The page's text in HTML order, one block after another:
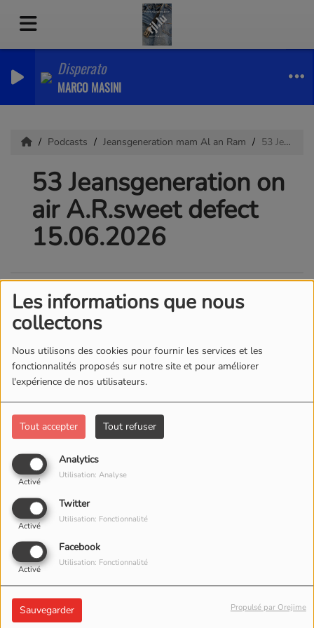
Les informations que nous
collectons
Nous utilisons des cookies pour fournir les services et les
fonctionnalités proposés sur notre site et pour améliorer
l'expérience de nos utilisateurs.
Tout accepter Tout refuser
Analytics
Activé
Utilisation: Analyse
Twitter
Activé
Utilisation: Fonctionnalité
Facebook
Activé
Utilisation: Fonctionnalité
Sauvegarder Propulsé par Orejime
Disperato
MARCO MASINI
Podcasts Jeansgeneration mam Al an Ram 53 Jeansgeneration on air A.R.sweet defect 15.06.2026
53 Jeansgeneration on
air A.R.sweet defect
15.06.2026
17 JUIN 2026 -